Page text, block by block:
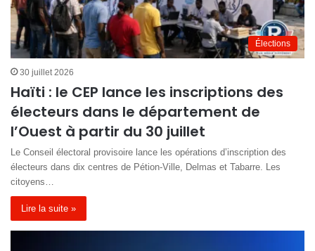
Élections
30 juillet 2026
Haïti : le CEP lance les inscriptions des
électeurs dans le département de
l’Ouest à partir du 30 juillet
Le Conseil électoral provisoire lance les opérations d’inscription des
électeurs dans dix centres de Pétion-Ville, Delmas et Tabarre. Les
citoyens…
Lire la suite »